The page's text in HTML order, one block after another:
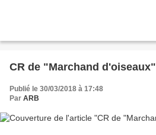
CR de "Marchand d'oiseaux"
Publié le 30/03/2018 à 17:48
Par ARB